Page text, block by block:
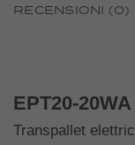
RECENSIONI (0)
EPT20-20WA
Transpallet